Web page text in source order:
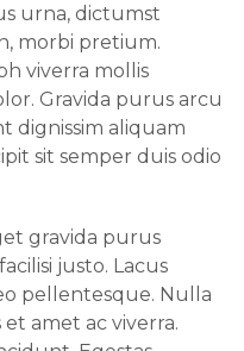
urna, dictumst
morbi pretium.
viverra mollis
Gravida purus arcu
dignissim aliquam
sit semper duis odio
gravida purus
justo. Lacus
pellentesque. Nulla
amet ac viverra.